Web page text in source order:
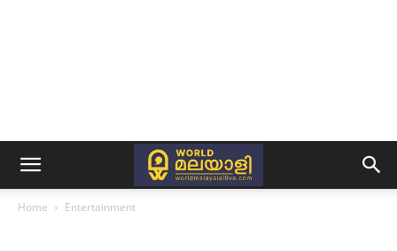
Home Entertainment